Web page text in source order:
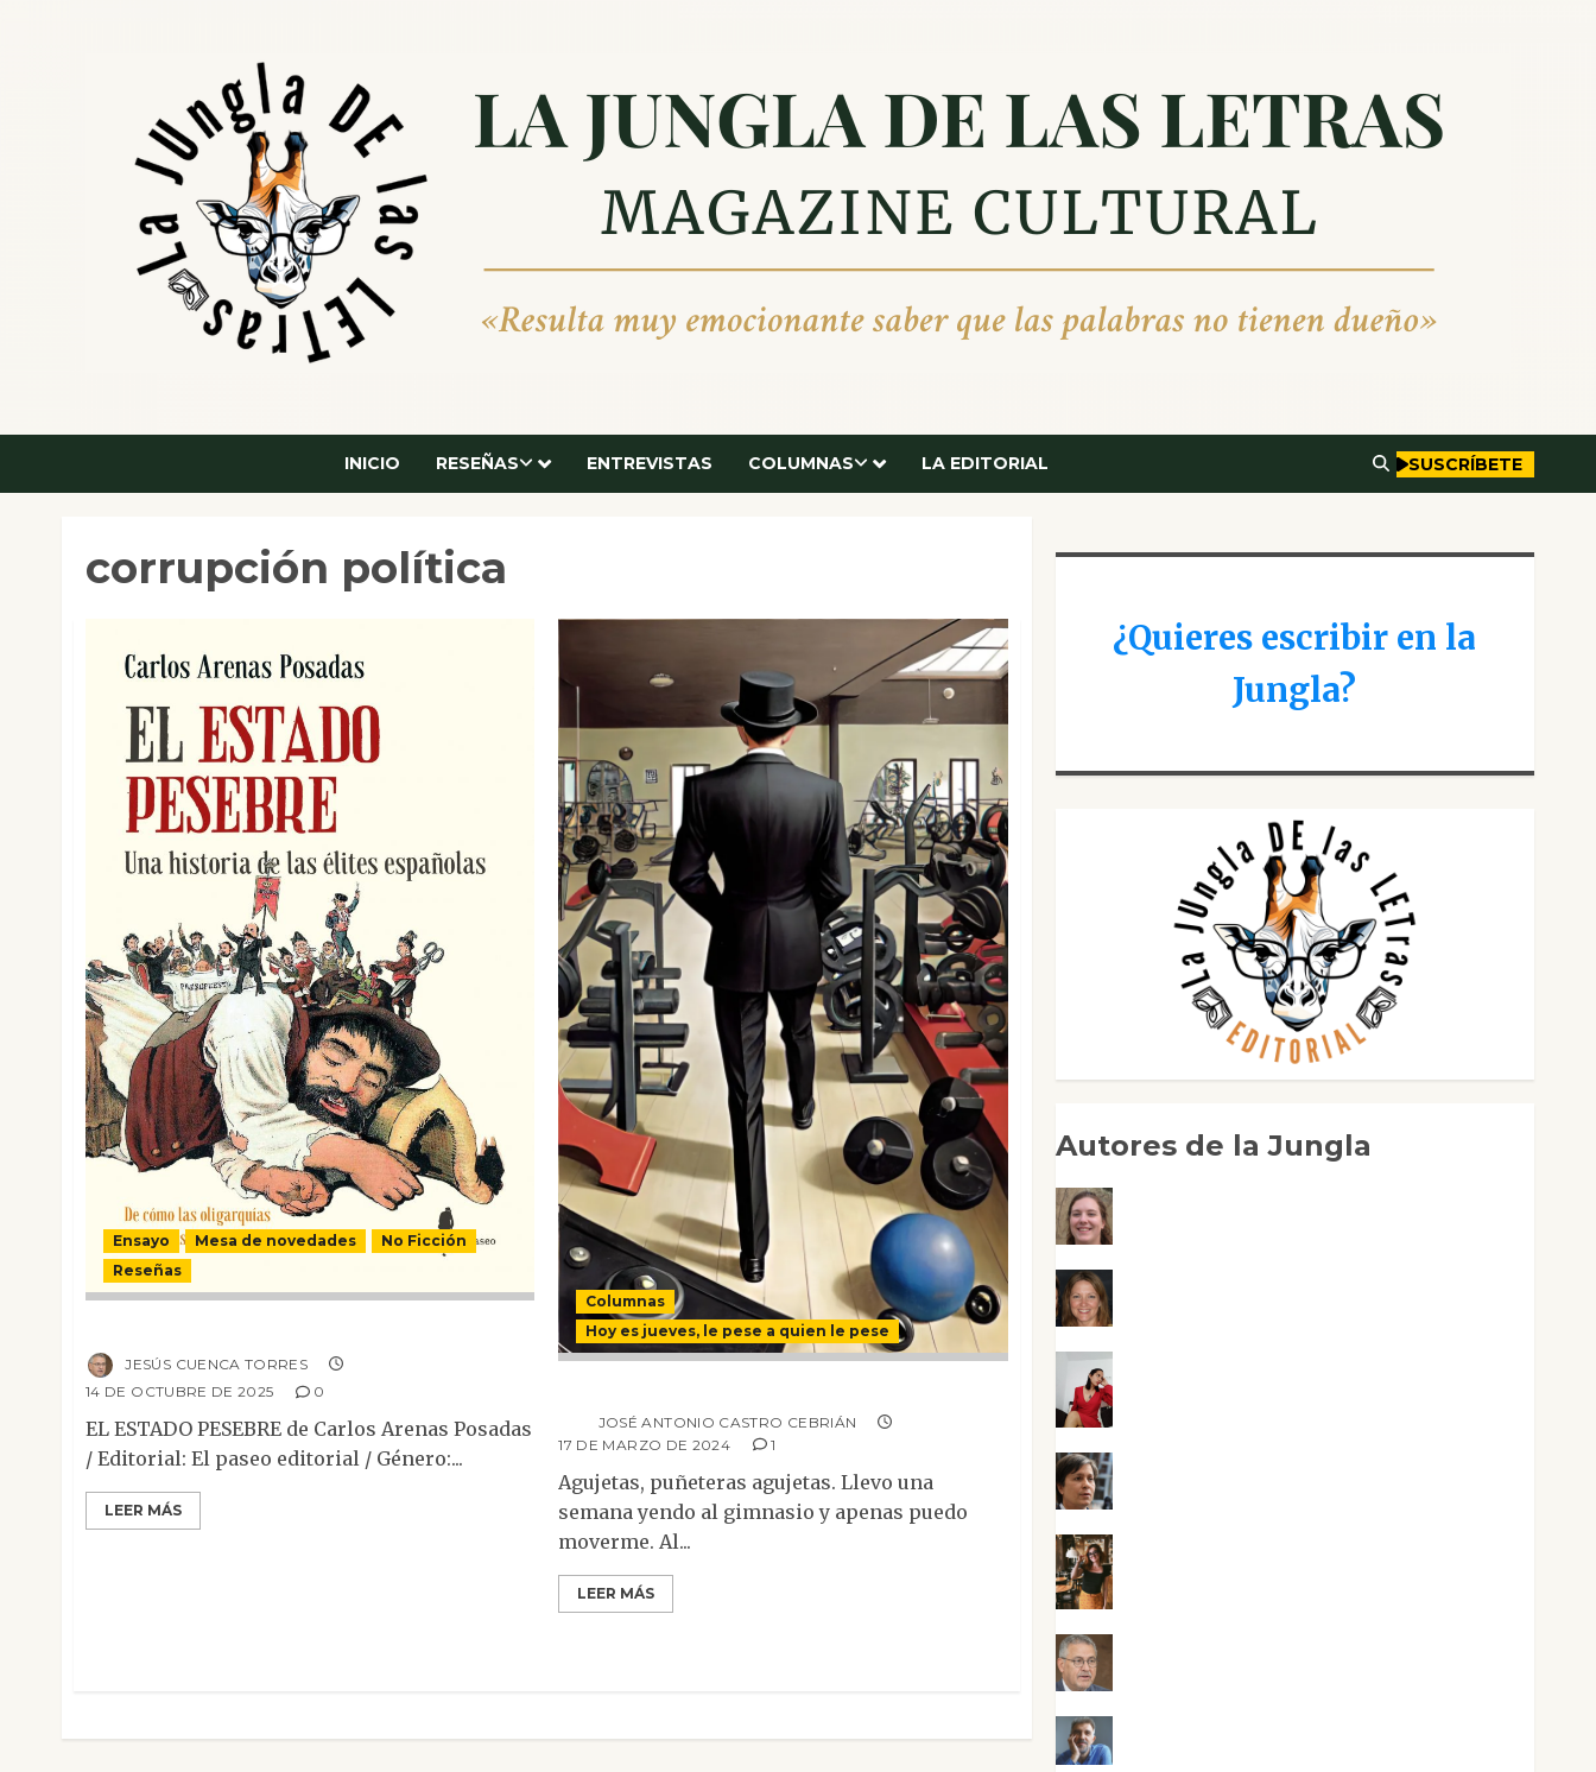
INICIO RESEÑAS ENTREVISTAS COLUMNAS LA EDITORIAL SUSCRÍBETE
corrupción política
Ensayo Mesa de novedades
No Ficción
Reseñas
JESÚS CUENCA TORRES
14 DE OCTUBRE DE 2025
0
EL ESTADO PESEBRE de Carlos Arenas Posadas
/ Editorial: El paseo editorial / Género:...
LEER MÁS
Columnas
Hoy es jueves, le pese a quien le pese
JOSÉ ANTONIO CASTRO CEBRIÁN
17 DE MARZO DE 2024
1
Agujetas, puñeteras agujetas. Llevo una
semana yendo al gimnasio y apenas puedo
moverme. Al...
LEER MÁS
¿Quieres escribir en la
Jungla?
Autores de la Jungla